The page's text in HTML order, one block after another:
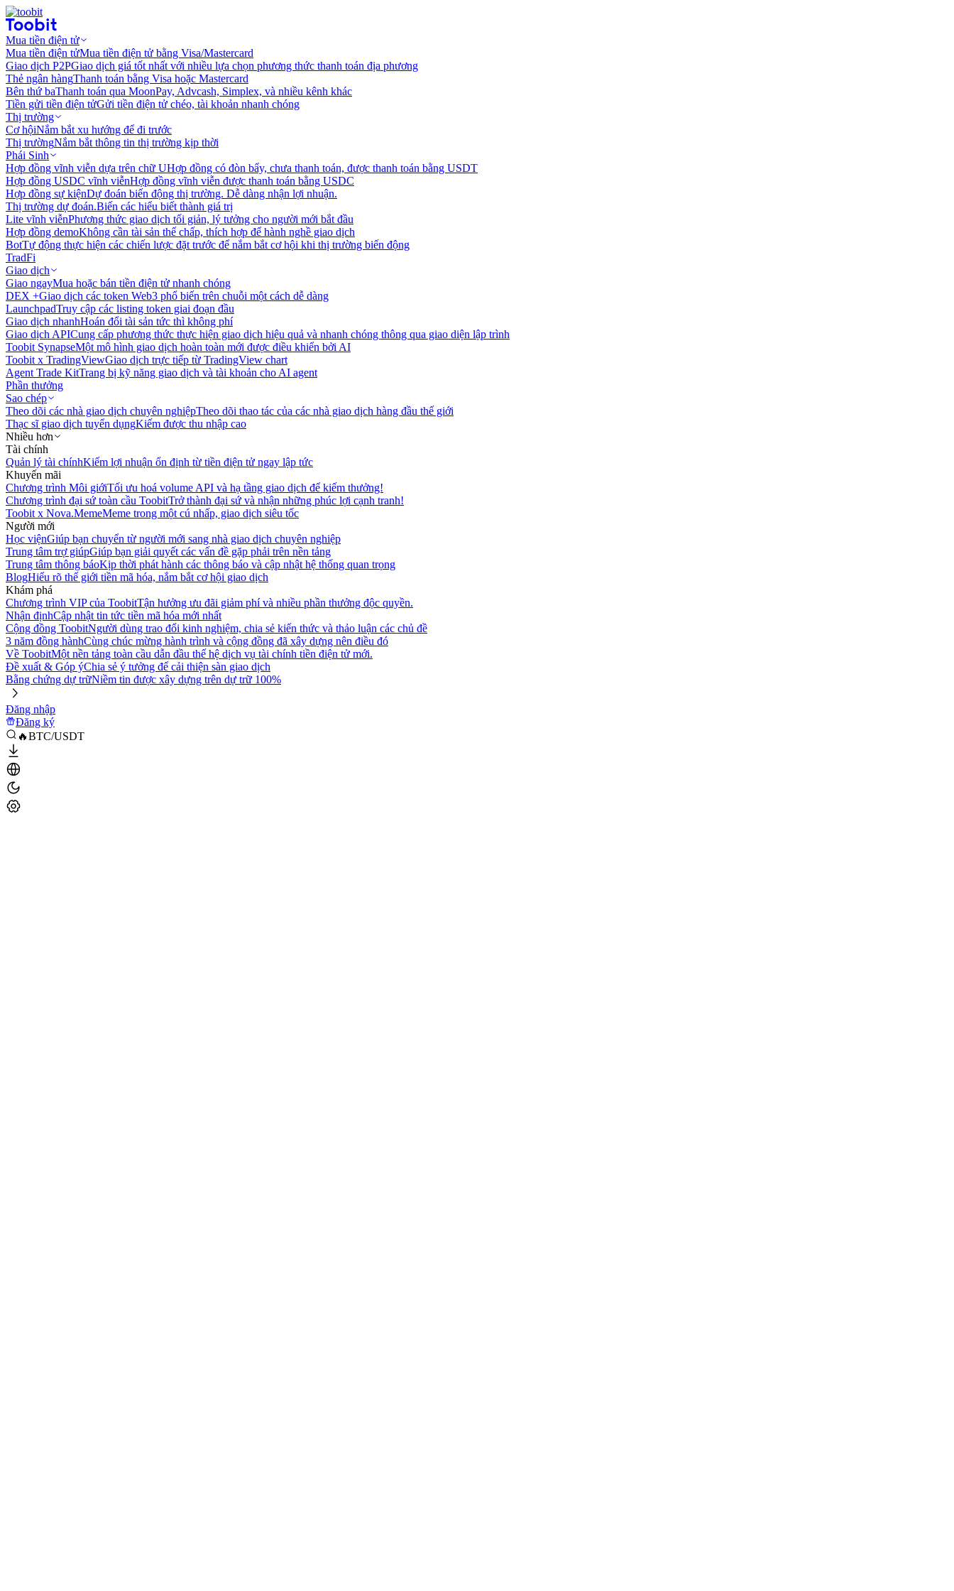
Mua tiền điện tử
Mua tiền điện tửMua tiền điện tử bằng Visa/Mastercard
Giao dịch P2PGiao dịch giá tốt nhất với nhiều lựa chọn phương thức thanh toán địa phương
Thẻ ngân hàngThanh toán bằng Visa hoặc Mastercard
Bên thứ baThanh toán qua MoonPay, Advcash, Simplex, và nhiều kênh khác
Tiền gửi tiền điện tửGửi tiền điện tử chéo, tài khoản nhanh chóng
Thị trường
Cơ hộiNắm bắt xu hướng để đi trước
Thị trườngNắm bắt thông tin thị trường kịp thời
Phái Sinh
Hợp đồng vĩnh viễn dựa trên chữ UHợp đồng có đòn bẩy, chưa thanh toán, được thanh toán bằng USDT
Hợp đồng USDC vĩnh viễnHợp đồng vĩnh viễn được thanh toán bằng USDC
Hợp đồng sự kiệnDự đoán biến động thị trường. Dễ dàng nhận lợi nhuận.
Thị trường dự đoán.Biến các hiểu biết thành giá trị
Lite vĩnh viễnPhương thức giao dịch tối giản, lý tưởng cho người mới bắt đầu
Hợp đồng demoKhông cần tài sản thế chấp, thích hợp để hành nghề giao dịch
BotTự động thực hiện các chiến lược đặt trước để nắm bắt cơ hội khi thị trường biến động
TradFi
Giao dịch
Giao ngayMua hoặc bán tiền điện tử nhanh chóng
DEX +Giao dịch các token Web3 phổ biến trên chuỗi một cách dễ dàng
LaunchpadTruy cập các listing token giai đoạn đầu
Giao dịch nhanhHoán đổi tài sản tức thì không phí
Giao dịch APICung cấp phương thức thực hiện giao dịch hiệu quả và nhanh chóng thông qua giao diện lập trình
Toobit SynapseMột mô hình giao dịch hoàn toàn mới được điều khiển bởi AI
Toobit x TradingViewGiao dịch trực tiếp từ TradingView chart
Agent Trade KitTrang bị kỹ năng giao dịch và tài khoản cho AI agent
Phần thưởng
Sao chép
Theo dõi các nhà giao dịch chuyên nghiệpTheo dõi thao tác của các nhà giao dịch hàng đầu thế giới
Thạc sĩ giao dịch tuyển dụngKiếm được thu nhập cao
Nhiều hơn
Tài chính
Quản lý tài chínhKiếm lợi nhuận ổn định từ tiền điện tử ngay lập tức
Khuyến mãi
Chương trình Môi giớiTối ưu hoá volume API và hạ tầng giao dịch để kiếm thưởng!
Chương trình đại sứ toàn cầu ToobitTrở thành đại sứ và nhận những phúc lợi cạnh tranh!
Toobit x Nova.MemeMeme trong một cú nhấp, giao dịch siêu tốc
Người mới
Học việnGiúp bạn chuyển từ người mới sang nhà giao dịch chuyên nghiệp
Trung tâm trợ giúpGiúp bạn giải quyết các vấn đề gặp phải trên nền tảng
Trung tâm thông báoKịp thời phát hành các thông báo và cập nhật hệ thống quan trọng
BlogHiểu rõ thế giới tiền mã hóa, nắm bắt cơ hội giao dịch
Khám phá
Chương trình VIP của ToobitTận hưởng ưu đãi giảm phí và nhiều phần thưởng độc quyền.
Nhận địnhCập nhật tin tức tiền mã hóa mới nhất
Cộng đồng ToobitNgười dùng trao đổi kinh nghiệm, chia sẻ kiến thức và thảo luận các chủ đề
3 năm đồng hànhCùng chúc mừng hành trình và cộng đồng đã xây dựng nên điều đó
Về ToobitMột nền tảng toàn cầu dẫn đầu thế hệ dịch vụ tài chính tiền điện tử mới.
Đề xuất & Góp ýChia sẻ ý tưởng để cải thiện sàn giao dịch
Bằng chứng dự trữNiềm tin được xây dựng trên dự trữ 100%
Đăng nhập
Đăng ký
🔥BTC/USDT